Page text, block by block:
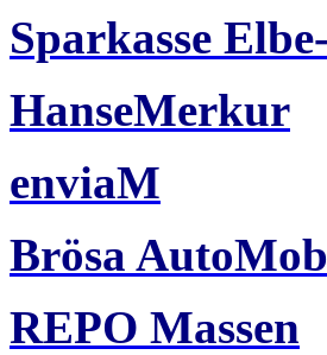
Sparkasse
HanseMerkur
enviaM
Brösa
REPO Massen